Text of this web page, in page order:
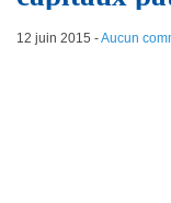
12 juin 2015 -Aucun